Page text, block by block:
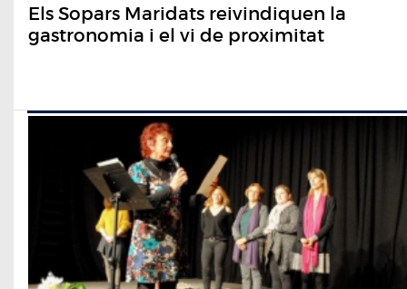
Els Sopars Maridats reivindiquen la
gastronomia i el vi de proximitat